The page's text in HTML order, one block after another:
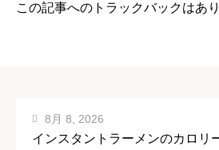
この記事へのトラックバックはあり
インスタントラーメンのカロリ
8月 8, 2026